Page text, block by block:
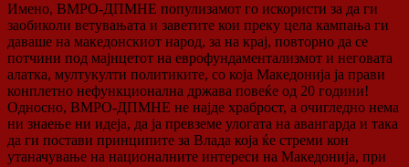
Имено, ВМРО-ДПМНЕ популизамот го искористи за да ги
заобиколи ветувањата и заветите кои преку цела кампања ги
даваше на македонскиот народ, за на крај, повторно да се
потчини под мајнцетот на еврофундаментализмот и неговата
алатка, мултукулти политиките, со која Македонија ја прави
конплетно нефункционална држава повеќе од 20 години!
Односно, ВМРО-ДПМНЕ не најде храброст, а очигледно нема
ни знаење ни идеја, да ја превземе улогата на авангарда и така
да ги постави принципите за Влада која ќе стреми кон
утаначување на националните интереси на Македонија, при